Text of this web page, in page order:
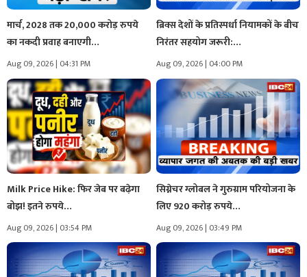
मार्च, 2028 तक 20,000 करोड़ रुपये
का नकदी प्रवाह बनाएगी…
Aug 09, 2026 | 04:31 PM
ब्रिक्स देशों के प्रतिस्पर्धा नियामकों के बीच
निरंतर सहयोग जरूरी:…
Aug 09, 2026 | 04:00 PM
Milk Price Hike: फिर जेब पर बढ़ेगा
बोझ! इतने रुपये…
Aug 09, 2026 | 03:54 PM
सिग्नेचर ग्लोबल ने गुरुग्राम परियोजना के
लिए 920 करोड़ रुपये…
Aug 09, 2026 | 03:49 PM